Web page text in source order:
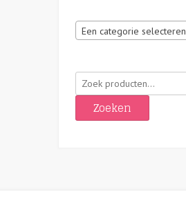
Een categorie selecteren
Zoeken
naar:
Zoeken